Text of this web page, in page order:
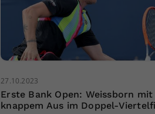
27.10.2023
Erste Bank Open: Weissborn mit
knappem Aus im Doppel-